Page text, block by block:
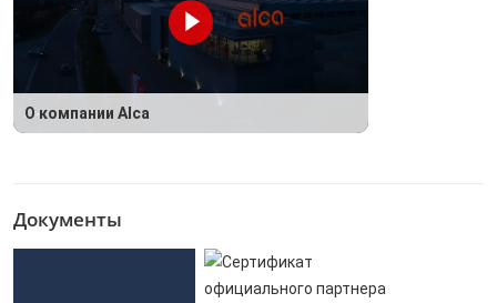
О компании Alca
Документы